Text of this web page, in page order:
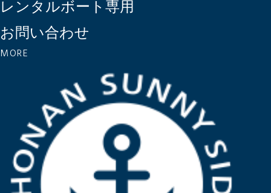
レンタルボート専用
お問い合わせ
MORE